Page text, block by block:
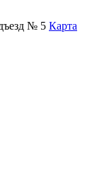
№ 5 Карта